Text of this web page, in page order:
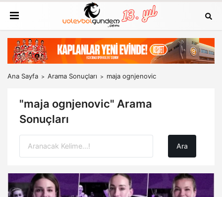
Ana Sayfa Arama Sonuçları maja ognjenovic
"maja ognjenovic" Arama
Sonuçları